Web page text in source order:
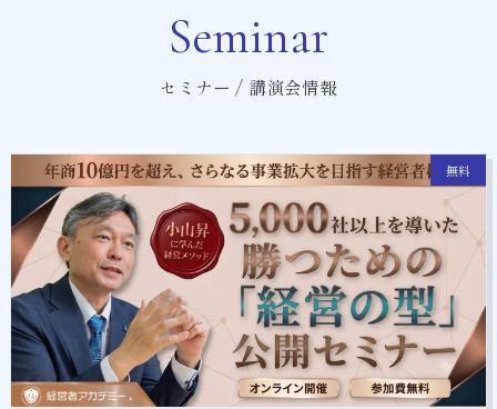
Seminar
セミナー / 講演会情報
無料